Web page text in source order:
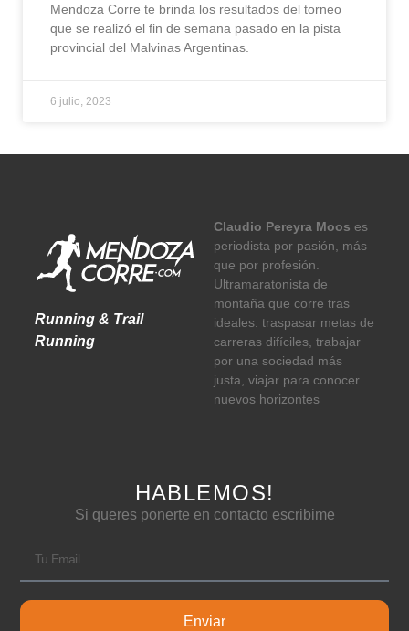
Mendoza Corre te brinda los resultados del torneo
que se realizó el fin de semana pasado en la pista
provincial del Malvinas Argentinas.
6 julio, 2023
Running & Trail
Running
Claudio Pereyra Moos es
periodista por pasión, más
que por profesión.
Ultramaratonista de
montaña que corre tras
ideales: traspasar metas de
carreras difíciles, trabajar
por una sociedad más
justa, viajar para conocer
nuevos horizontes
HABLEMOS!
Si queres ponerte en contacto escribime
Enviar